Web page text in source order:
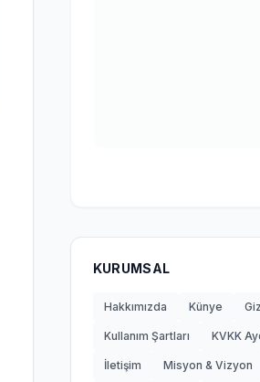
KURUMSAL
Hakkımızda Künye
Kullanım Şartları KVKK
İletişim Misyon & Vizyon